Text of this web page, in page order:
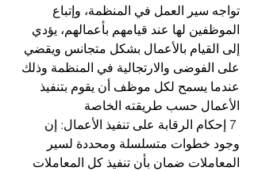
تواجه سير العمل في المنظمة، وإتباع
الموظفين لها عند قيامهم بأعمالهم، يؤدي
إلى القيام بالأعمال بشكل متجانس ويقضي
على الفوضى والارتجالية في المنظمة وذلك
عندما يسمح لكل موظف أن يقوم بتنفيذ
الأعمال حسب طريقته الخاصة
7 إحكام الرقابة على تنفيذ الأعمال: إن
وجود خطوات متسلسلة ومحددة لسير
المعاملات ضمان بأن تنفيذ كل المعاملات